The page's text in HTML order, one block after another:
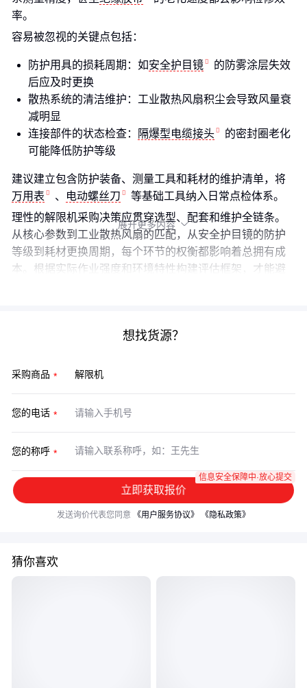
率。
容易被忽视的关键点包括：
防护用具的损耗周期：如安全护目镜
的防雾涂层失效
后应及时更换
散热系统的清洁维护：工业散热风扇积尘会导致风量衰
减明显
连接部件的状态检查：
隔爆型电缆接头
的密封圈老化
可能降低防护等级
建议建立包含防护装备、测量工具和耗材的维护清单，将
万用表
、 电动螺丝刀
等基础工具纳入日常点检体系。
理性的解限机采购决策应贯穿选型、配套和维护全链条。
从核心参数到工业散热风扇的匹配，从安全护目镜的防护
等级到耗材更换周期，每个环节的权衡都影响着总拥有成
本。根据实际作业强度和环境特性构建评估框架，才能避
展开更多内容 
想找货源？
采购商品
您的电话
您的称呼
立即获取报价
信息安全保障中·放心提交
发送询价代表您同意 《用户服务协议》 《隐私政策》
猜你喜欢